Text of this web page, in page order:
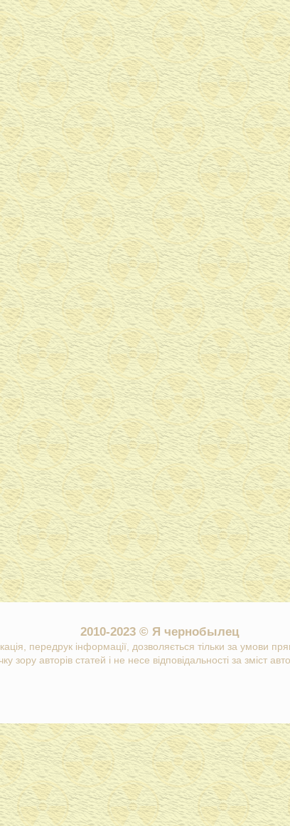
2010-2023 © Я чернобылец
передрук інформації, дозволяється тільки за умови
зору авторів статей і не несе відповідальності за зміст